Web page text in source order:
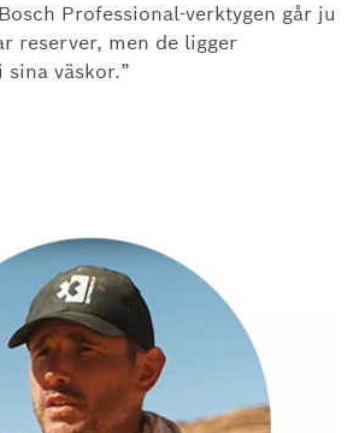
Professional-verktygen går ju
reserver, men de ligger
väskor.”